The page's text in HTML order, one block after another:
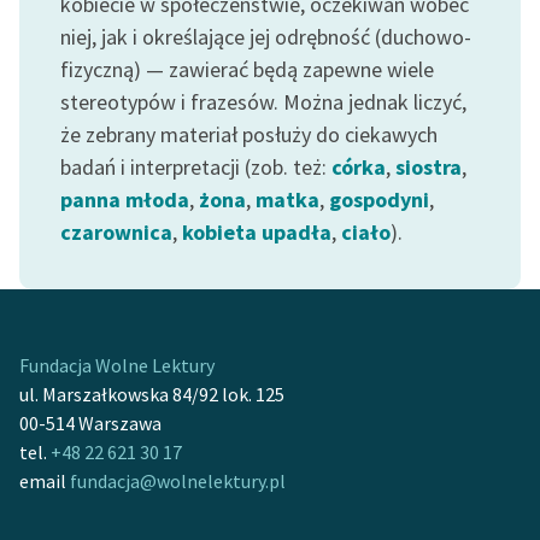
niej, jak i określające jej odrębność (duchowo-
fizyczną) — zawierać będą zapewne wiele
stereotypów i frazesów. Można jednak liczyć,
że zebrany materiał posłuży do ciekawych
badań i interpretacji (zob. też: córka,siostra,
panna młoda, żona, matka, gospodyni,
czarownica, kobieta upadła, ciało).
Fundacja Wolne Lektury
ul. Marszałkowska 84/92 lok. 125
00-514 Warszawa
tel. +48 22 621 30 17
email fundacja@wolnelektury.pl